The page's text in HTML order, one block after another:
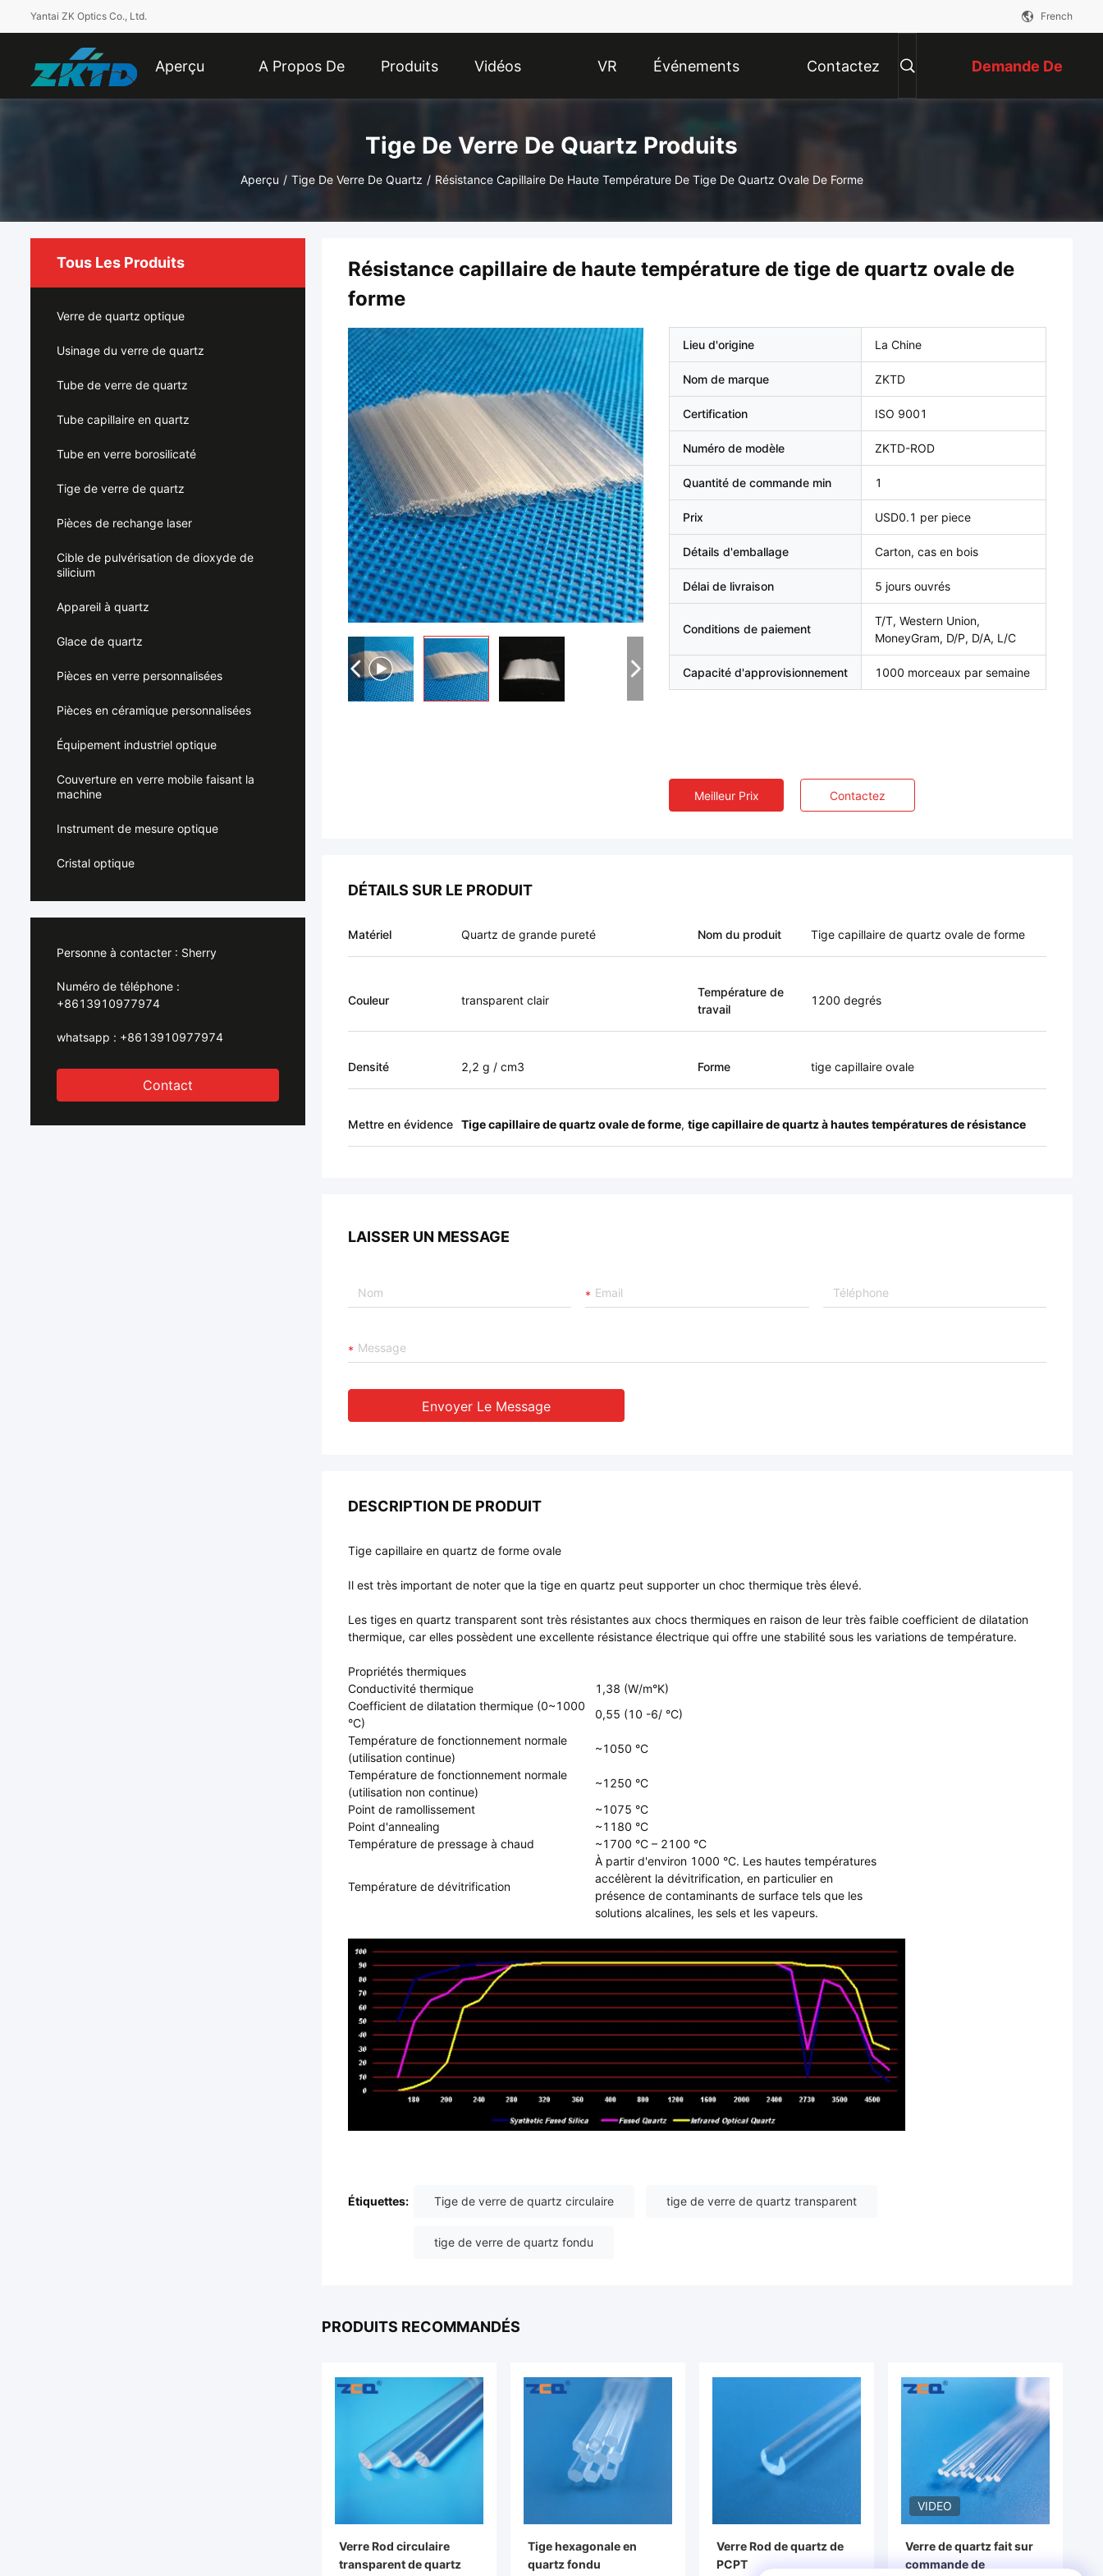
Yantai ZK Optics Co., Ltd. French
Aperçu A Propos De Produits Vidéos VR Événements Contactez Demande De
Tige De Verre De Quartz Produits
Aperçu / Tige De Verre De Quartz / Résistance Capillaire De Haute Température De Tige De Quartz Ovale De Forme
Tous Les Produits
Verre de quartz optique
Usinage du verre de quartz
Tube de verre de quartz
Tube capillaire en quartz
Tube en verre borosilicaté
Tige de verre de quartz
Pièces de rechange laser
Cible de pulvérisation de dioxyde de
silicium
Appareil à quartz
Glace de quartz
Pièces en verre personnalisées
Pièces en céramique personnalisées
Équipement industriel optique
Couverture en verre mobile faisant la
machine
Instrument de mesure optique
Cristal optique
Personne à contacter : Sherry
Numéro de téléphone :
+8613910977974
whatsapp : +8613910977974
Contact
Résistance capillaire de haute température de tige de quartz ovale de
forme
Lieu d'origine La Chine
Nom de marque ZKTD
Certification ISO 9001
Numéro de modèle ZKTD-ROD
Quantité de commande min 1
Prix USD0.1 per piece
Détails d'emballage Carton, cas en bois
Délai de livraison 5 jours ouvrés
Conditions de paiement
T/T, Western Union,
MoneyGram, D/P, D/A, L/C
Capacité d'approvisionnement 1000 morceaux par semaine
Meilleur Prix Contactez
DÉTAILS SUR LE PRODUIT
Matériel Quartz de grande pureté Nom du produit Tige capillaire de quartz ovale de forme
Couleur transparent clair
Température de
travail
1200 degrés
Densité 2,2 g / cm3 Forme tige capillaire ovale
Mettre en évidence Tige capillaire de quartz ovale de forme, tige capillaire de quartz à hautes températures de résistance
LAISSER UN MESSAGE
Envoyer Le Message
DESCRIPTION DE PRODUIT
Tige capillaire en quartz de forme ovale
Il est très important de noter que la tige en quartz peut supporter un choc thermique très élevé.
Les tiges en quartz transparent sont très résistantes aux chocs thermiques en raison de leur très faible coefficient de dilatation
thermique, car elles possèdent une excellente résistance électrique qui offre une stabilité sous les variations de température.
Propriétés thermiques
Conductivité thermique
1,38 (W/m°K)
Coefficient de dilatation thermique (0~1000
°C)
0,55 (10 -6/ °C)
Température de fonctionnement normale
(utilisation continue)
~1050 °C
Température de fonctionnement normale
(utilisation non continue)
~1250 °C
Point de ramollissement
~1075 °C
Point d'annealing
~1180 °C
Température de pressage à chaud
~1700 °C – 2100 °C
Température de dévitrification
À partir d'environ 1000 °C. Les hautes températures
accélèrent la dévitrification, en particulier en
présence de contaminants de surface tels que les
solutions alcalines, les sels et les vapeurs.
Étiquettes: Tige de verre de quartz circulaire tige de verre de quartz transparent
tige de verre de quartz fondu
PRODUITS RECOMMANDÉS
Verre Rod circulaire
transparent de quartz
Tige hexagonale en
quartz fondu
Verre Rod de quartz de
PCPT
VIDEO
Verre de quartz fait sur
commande de